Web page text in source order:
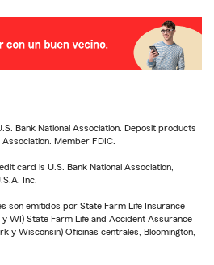
Bank National Association. Deposit products
Member FDIC.
card is U.S. Bank National Association,
Inc.
son emitidos por State Farm Life Insurance
y WI) State Farm Life and Accident Assurance
y Wisconsin) Oficinas centrales, Bloomington,